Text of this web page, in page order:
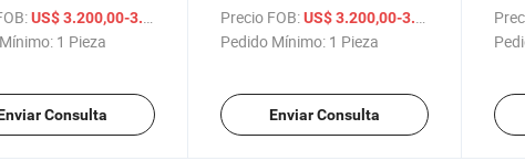
de múltiples
en venta
US$ 3.200,00-3.400,00
/ Pieza
1 Pieza
Consulta
eficiencia para cacahuetes y
sojas en venta
Precio FOB: US$ 3.200,00-3.400,00
/ Pieza
Pedido Mínimo: 1 Pieza
Enviar Consulta